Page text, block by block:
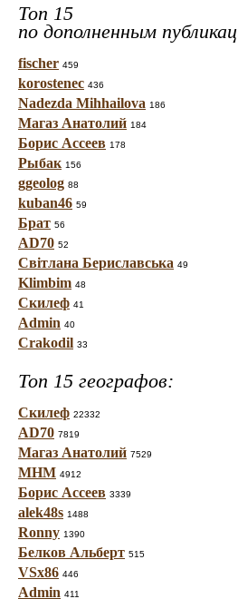
Топ 15
по дополненным
fischer 459
korostenec 436
Nadezda Mihhailova 186
Магаз Анатолий 184
Борис Ассеев 178
Рыбак 156
ggeolog 88
kuban46 59
Брат 56
AD70 52
Світлана Бериславська 49
Klimbim 48
Скилеф 41
Admin 40
Crakodil 33
Топ 15 географов:
Скилеф 22332
AD70 7819
Магаз Анатолий 7529
МНМ 4912
Борис Ассеев 3339
alek48s 1488
Ronny 1390
Белков Альберт 515
VSx86 446
Admin 411